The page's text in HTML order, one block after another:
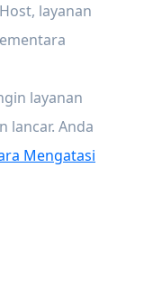
layanan
layanan
lancar. Anda
Mengatasi